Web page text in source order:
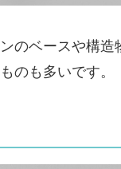
のベースや構造
のも多いです。